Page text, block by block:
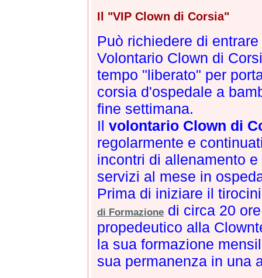
Il "VIP Clown di Corsia"
Può richiedere di
Volontario Clown di
tempo "liberato" per
corsia d'ospedale a
fine settimana.
Il volontario Clown di
regolarmente e
incontri di allenamento
servizi al mese in
Prima di iniziare il
di Formazione di circa 20
propedeutico alla
la sua formazione
sua permanenza in una